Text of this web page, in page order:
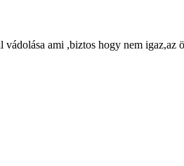
ami ,biztos hogy nem igaz,az